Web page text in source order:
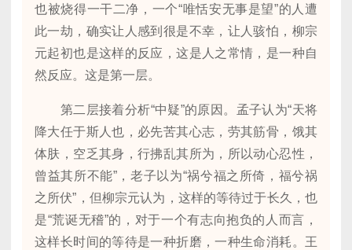
也被烧得一干二净，一个“唯恬安无事是望”的人遭
此一劫，确实让人感到很是不幸，让人骇怕，柳宗
元起初也是这样的反应，这是人之常情，是一种自
然反应。这是第一层。
第二层接着分析“中疑”的原因。孟子认为“天将
降大任于斯人也，必先苦其心志，劳其筋骨，饿其
体肤，空乏其身，行拂乱其所为，所以动心忍性，
曾益其所不能”，老子以为“祸兮福之所倚，福兮祸
之所伏”，但柳宗元认为，这样的等待过于长久，也
是“荒诞无稽”的，对于一个有志向抱负的人而言，
这样长时间的等待是一种折磨，一种生命消耗。王